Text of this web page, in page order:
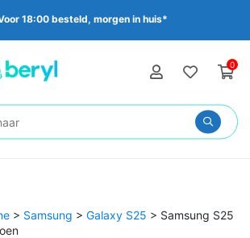
18:00 besteld, morgen in huis*
0
> Samsung > Galaxy S25 > Samsung S25